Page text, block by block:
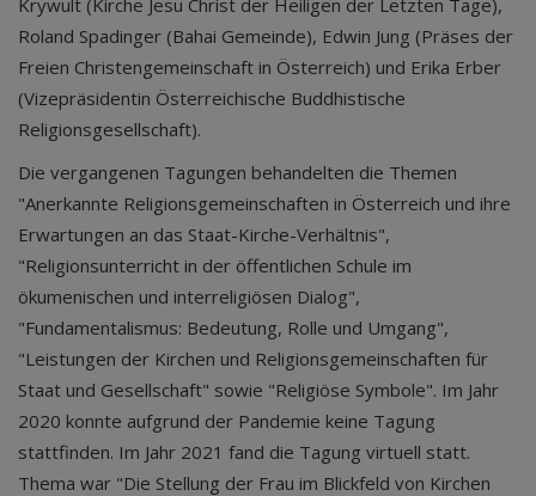
Krywult (Kirche Jesu Christ der Heiligen der Letzten Tage),
Roland Spadinger (Bahai Gemeinde), Edwin Jung (Präses der
Freien Christengemeinschaft in Österreich) und Erika Erber
(Vizepräsidentin Österreichische Buddhistische
Religionsgesellschaft).
Die vergangenen Tagungen behandelten die Themen
"Anerkannte Religionsgemeinschaften in Österreich und ihre
Erwartungen an das Staat-Kirche-Verhältnis",
"Religionsunterricht in der öffentlichen Schule im
ökumenischen und interreligiösen Dialog",
"Fundamentalismus: Bedeutung, Rolle und Umgang",
"Leistungen der Kirchen und Religionsgemeinschaften für
Staat und Gesellschaft" sowie "Religiöse Symbole". Im Jahr
2020 konnte aufgrund der Pandemie keine Tagung
stattfinden. Im Jahr 2021 fand die Tagung virtuell statt.
Thema war "Die Stellung der Frau im Blickfeld von Kirchen